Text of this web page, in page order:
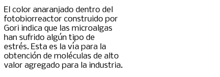
El color anaranjado dentro del
fotobiorreactor construido por
Gori indica que las microalgas
han sufrido algún tipo de
estrés. Esta es la vía para la
obtención de moléculas de alto
valor agregado para la industria.